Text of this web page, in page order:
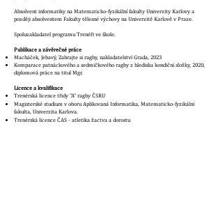
Absolvent informatiky na Matematicko-fyzikální fakulty Univerzity Karlovy a
později absolventem Fakulty tělesné výchovy na Univerzitě Karlově v Praze.
Spoluzakladatel programu Trenéři ve škole.
Publikace a závěrečné práce
Macháček, Jebavý, Zahrajte si ragby, nakladatelství Grada, 2023
Komparace patnáckového a sedmičkového ragby z hlediska kondiční složky, 2020,
diplomová práce na titul Mgr.
Licence a kvalifikace
​Trenérská licence třidy "A" ragby ČSRU
Magisterské studium v oboru Aplikovaná Informatika, Matematicko-fyzikální
fakulta, Univerzita Karlova.
Trenérská licence ČAS - atletika žactva a dorostu